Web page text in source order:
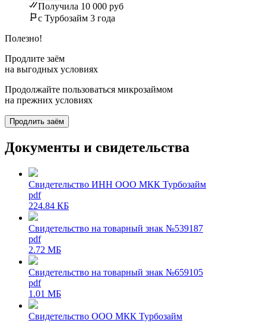
Получила 10 000 руб
с Турбозайм 3 года
Полезно!
Продлите заём
на выгодных условиях
Продолжайте пользоваться микрозаймом
на прежних условиях
Продлить заём
Документы и свидетельства
Свидетельство ИНН ООО МКК Турбозайм
pdf
224.84 КБ
Свидетельство на товарный знак №539187
pdf
2.72 МБ
Свидетельство на товарный знак №659105
pdf
1.01 МБ
Свидетельство ООО МКК Турбозайм